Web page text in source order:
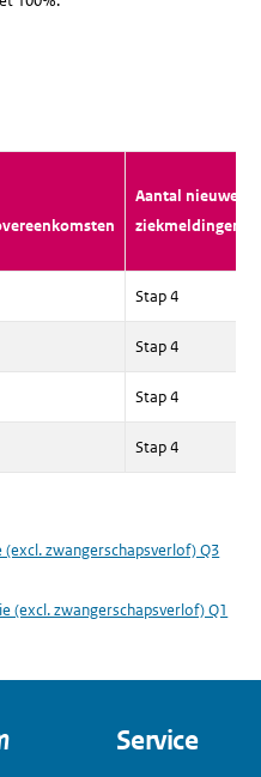
Aantal nieuwe
ziekmeldingen
Stap 4
Stap 4
Stap 4
Stap 4
zwangerschapsverlof) Q3
(excl. zwangerschapsverlof) Q1
Service